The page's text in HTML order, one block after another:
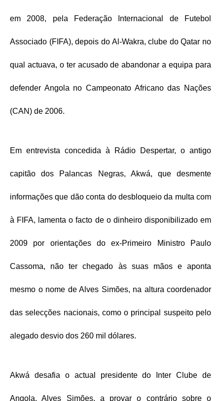
em 2008, pela Federação Internacional de Futebol
Associado (FIFA), depois do Al-Wakra, clube do Qatar no
qual actuava, o ter acusado de abandonar a equipa para
defender Angola no Campeonato Africano das Nações
(CAN) de 2006.
Em entrevista concedida à Rádio Despertar, o antigo
capitão dos Palancas Negras, Akwá, que desmente
informações que dão conta do desbloqueio da multa com
à FIFA, lamenta o facto de o dinheiro disponibilizado em
2009 por orientações do ex-Primeiro Ministro Paulo
Cassoma, não ter chegado às suas mãos e aponta
mesmo o nome de Alves Simões, na altura coordenador
das selecções nacionais, como o principal suspeito pelo
alegado desvio dos 260 mil dólares.
Akwá desafia o actual presidente do Inter Clube de
Angola, Alves Simões, a provar o contrário sobre o